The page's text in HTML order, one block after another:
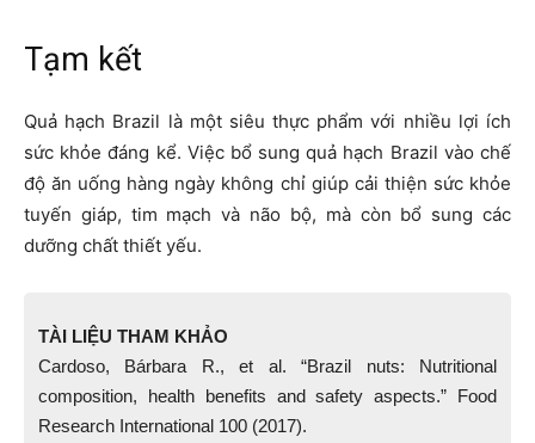
Tạm kết
Quả hạch Brazil là một siêu thực phẩm với nhiều lợi ích
sức khỏe đáng kể. Việc bổ sung quả hạch Brazil vào chế
độ ăn uống hàng ngày không chỉ giúp cải thiện sức khỏe
tuyến giáp, tim mạch và não bộ, mà còn bổ sung các
dưỡng chất thiết yếu.
TÀI LIỆU THAM KHẢO
Cardoso, Bárbara R., et al. “Brazil nuts: Nutritional
composition, health benefits and safety aspects.” Food
Research International 100 (2017).